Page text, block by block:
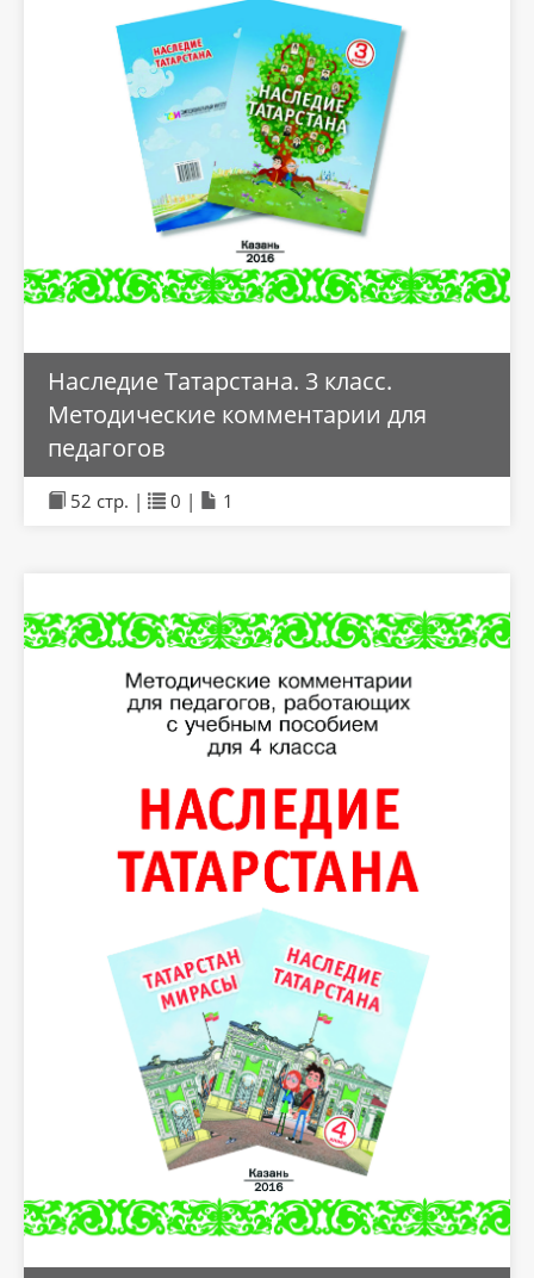
Наследие Татарстана. 3 класс.
Методические комментарии для
педагогов
52 стр. | 0 | 1